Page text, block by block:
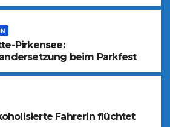
Pirkensee:
beim Parkfest
Fahrerin flüchtet